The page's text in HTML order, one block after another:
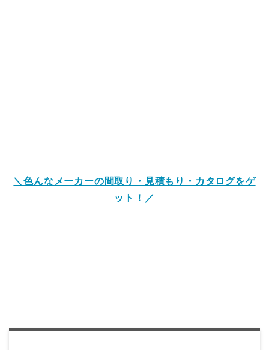
＼色んなメーカーの間取り・見積もり・カタログをゲ
ット！／